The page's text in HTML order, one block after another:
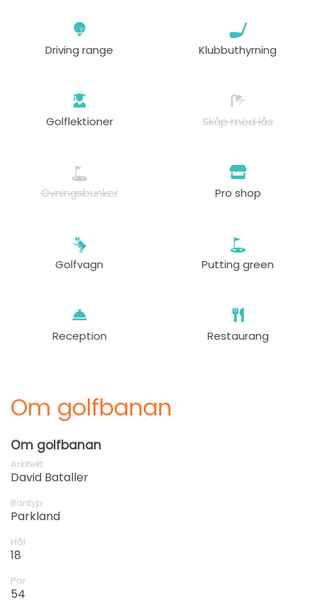
Driving range Klubbuthyrning
Golflektioner Skåp med lås
Övningsbunker Pro shop
Golfvagn Putting green
Reception Restaurang
Om golfbanan
Om golfbanan
Arkitekt
David Bataller
Bantyp
Parkland
Hål
18
Par
54